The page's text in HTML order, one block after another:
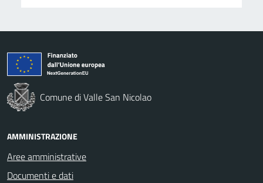
Comune di Valle San Nicolao
AMMINISTRAZIONE
Aree amministrative
Documenti e dati